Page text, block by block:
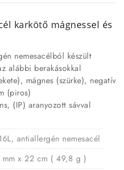
karkötő mágnessel és
nemesacélból készült
alábbi berakásokkal
mágnes (szürke), negatív
(piros)
(IP) aranyozott sávval
antiallergén nemesacél
mm x 22 cm ( 49,8 g )